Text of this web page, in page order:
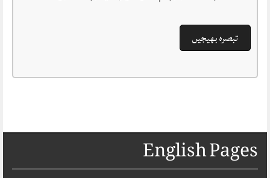
English Pages